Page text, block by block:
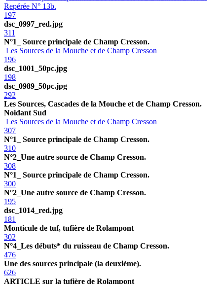
Repérée N° 13b.
197
dsc_0997_red.jpg
311
N°1_ Source principale de Champ Cresson.
Les Sources de la Mouche et de Champ Cresson
196
dsc_1001_50pc.jpg
198
dsc_0989_50pc.jpg
292
Les Sources, Cascades de la Mouche et de Champ Cresson.
Noidant Sud
Les Sources de la Mouche et de Champ Cresson
307
N°1_ Source principale de Champ Cresson.
310
N°2_Une autre source de Champ Cresson.
308
N°1_ Source principale de Champ Cresson.
300
N°2_Une autre source de Champ Cresson.
195
dsc_1014_red.jpg
181
Monticule de tuf, tufière de Rolampont
302
N°4_Les débuts* du ruisseau de Champ Cresson.
476
Une des sources principale (la deuxième).
626
ARTICLE sur la tufière de Rolampont